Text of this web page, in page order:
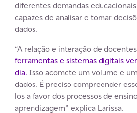
diferentes demandas
capazes de analisar e tomar
dados.
“A relação e interação de
ferramentas e sistemas digitais
dia. Isso acomete um volume e
dados. É preciso compreender
los a favor dos processos de
aprendizagem”, explica Larissa.